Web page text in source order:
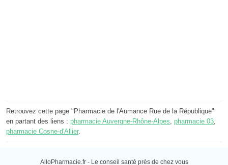
Retrouvez cette page "Pharmacie de l'Aumance Rue de la République"
en partant des liens : pharmacie Auvergne-Rhône-Alpes, pharmacie 03,
pharmacie Cosne-d'Allier.
AlloPharmacie.fr - Le conseil santé près de chez vous